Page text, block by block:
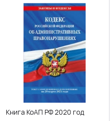
Книга КоАП РФ 2020 год